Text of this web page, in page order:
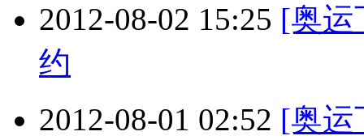
2012-08-02 15:25 [奥运
约
2012-08-01 02:52 [奥运